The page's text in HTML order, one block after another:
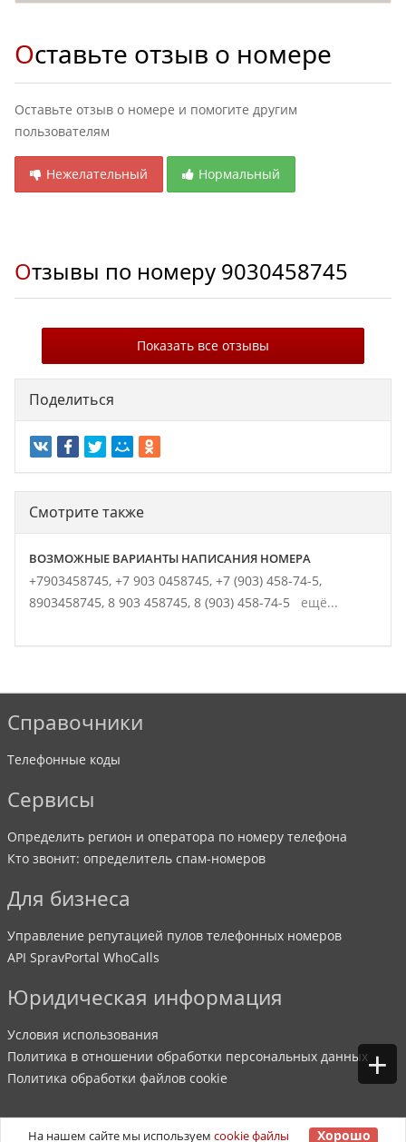
Оставьте отзыв о номере
Оставьте отзыв о номере и помогите другим
пользователям
Нежелательный Нормальный
Отзывы по номеру 9030458745
Показать все отзывы
+
Поделиться
Смотрите также
ВОЗМОЖНЫЕ ВАРИАНТЫ НАПИСАНИЯ НОМЕРА
+7903458745, +7 903 0458745, +7 (903) 458-74-5,
8903458745, 8 903 458745, 8 (903) 458-74-5 ещё...
Справочники
Телефонные коды
Сервисы
Определить регион и оператора по номеру телефона
Кто звонит: определитель спам-номеров
Для бизнеса
Управление репутацией пулов телефонных номеров
API SpravPortal WhoCalls
Юридическая информация
Условия использования
Политика в отношении обработки персональных данных
Политика обработки файлов cookie
На нашем сайте мы используемcookie файлы Хорошо